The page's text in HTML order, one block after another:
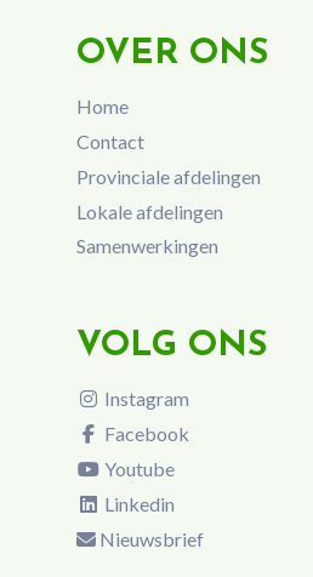
OVER ONS
Home
Contact
Provinciale afdelingen
Lokale afdelingen
Samenwerkingen
VOLG ONS
Instagram
Facebook
Youtube
Linkedin
Nieuwsbrief